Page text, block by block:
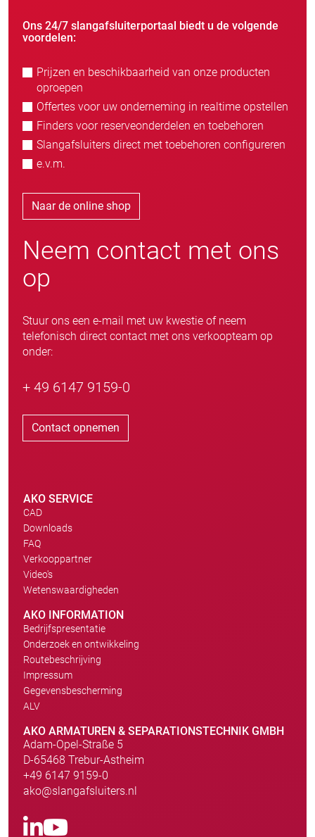
Ons 24/7 slangafsluiterportaal biedt u de volgende
voordelen:
Prijzen en beschikbaarheid van onze producten
oproepen
Offertes voor uw onderneming in realtime opstellen
Finders voor reserveonderdelen en toebehoren
Slangafsluiters direct met toebehoren configureren
e.v.m.
Naar de online shop
Neem contact met ons
op
Stuur ons een e-mail met uw kwestie of neem
telefonisch direct contact met ons verkoopteam op
onder:
+ 49 6147 9159-0
Contact opnemen
AKO SERVICE
CAD
Downloads
FAQ
Verkooppartner
Video's
Wetenswaardigheden
AKO INFORMATION
Bedrijfspresentatie
Onderzoek en ontwikkeling
Routebeschrijving
Impressum
Gegevensbescherming
ALV
AKO ARMATUREN & SEPARATIONSTECHNIK GMBH
Adam-Opel-Straße 5
D-65468 Trebur-Astheim
+49 6147 9159-0
ako@slangafsluiters.nl